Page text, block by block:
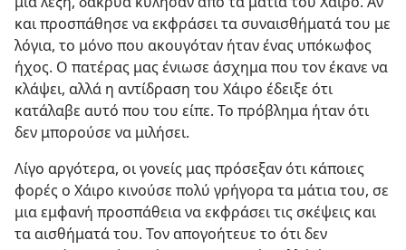
και προσπάθησε να εκφράσει τα συναισθήματά του με
λόγια, το μόνο που ακουγόταν ήταν ένας υπόκωφος
ήχος. Ο πατέρας μας ένιωσε άσχημα που τον έκανε να
κλάψει, αλλά η αντίδραση του Χάιρο έδειξε ότι
κατάλαβε αυτό που του είπε. Το πρόβλημα ήταν ότι
δεν μπορούσε να μιλήσει.
Λίγο αργότερα, οι γονείς μας πρόσεξαν ότι κάποιες
φορές ο Χάιρο κινούσε πολύ γρήγορα τα μάτια του, σε
μια εμφανή προσπάθεια να εκφράσει τις σκέψεις και
τα αισθήματά του. Τον απογοήτευε το ότι δεν